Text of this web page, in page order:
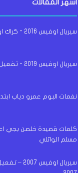
اشهر المقالات
سيريال اوفيس 2016 - كراك اوفيس 2016
سيريال اوفيس 2019 - تفعيل اوفيس 2019
نغمات البوم عمرو دياب ابتدينا
كلمات قصيدة خلصن بجي
مسلم الوائلي
سيريال اوفيس